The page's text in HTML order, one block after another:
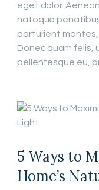
eget dolor.
natoque
parturient montes,
Donec quam felis,
pellentesque eu,
5 Ways to
Home’s